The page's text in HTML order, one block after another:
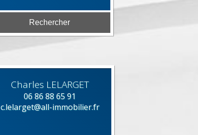
Charles LELARGET
06 86 88 65 91
c.lelarget@all-immobilier.fr